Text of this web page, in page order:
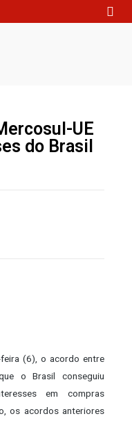
UE
do Brasil
(6), o acordo entre
o Brasil conseguiu
em compras
os acordos anteriores